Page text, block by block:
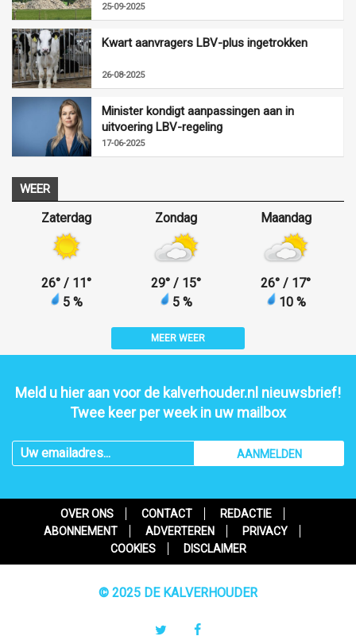
25-09-2025
Kwart aanvragers LBV-plus ingetrokken
26-08-2025
Minister kondigt aanpassingen aan in
uitvoering LBV-regeling
17-06-2025
WEER
Zaterdag
26° / 11°
5 %
Zondag
29° / 15°
5 %
Maandag
26° / 17°
10 %
MEER WEER
Meld u hier aan voor de kalverhouder.nl nieuwsbrief!
Twee keer per week in uw mailbox
AANMELDEN
OVER ONS CONTACT
REDACTIE
ABONNEMENT
ADVERTEREN
PRIVACY
COOKIES
DISCLAIMER
© 2025 DE KALVERHOUDER